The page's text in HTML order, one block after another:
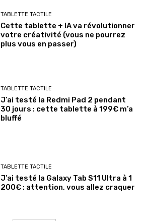
TABLETTE TACTILE
Cette tablette + IA va révolutionner
votre créativité (vous ne pourrez
plus vous en passer)
TABLETTE TACTILE
J’ai testé la Redmi Pad 2 pendant
30 jours : cette tablette à 199€ m’a
bluffé
TABLETTE TACTILE
J’ai testé la Galaxy Tab S11 Ultra à 1
200€ : attention, vous allez craquer